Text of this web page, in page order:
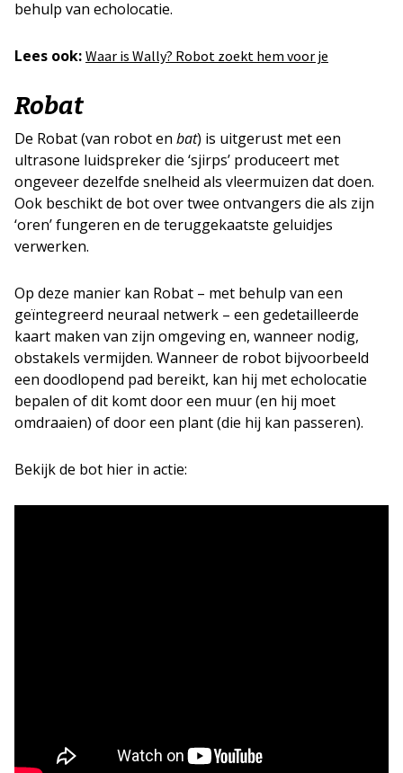
behulp van echolocatie.
Lees ook: Waar is Wally? Robot zoekt hem voor je
Robat
De Robat (van robot en bat) is uitgerust met een
ultrasone luidspreker die ‘sjirps’ produceert met
ongeveer dezelfde snelheid als vleermuizen dat doen.
Ook beschikt de bot over twee ontvangers die als zijn
‘oren’ fungeren en de teruggekaatste geluidjes
verwerken.
Op deze manier kan Robat – met behulp van een
geïntegreerd neuraal netwerk – een gedetailleerde
kaart maken van zijn omgeving en, wanneer nodig,
obstakels vermijden. Wanneer de robot bijvoorbeeld
een doodlopend pad bereikt, kan hij met echolocatie
bepalen of dit komt door een muur (en hij moet
omdraaien) of door een plant (die hij kan passeren).
Bekijk de bot hier in actie: